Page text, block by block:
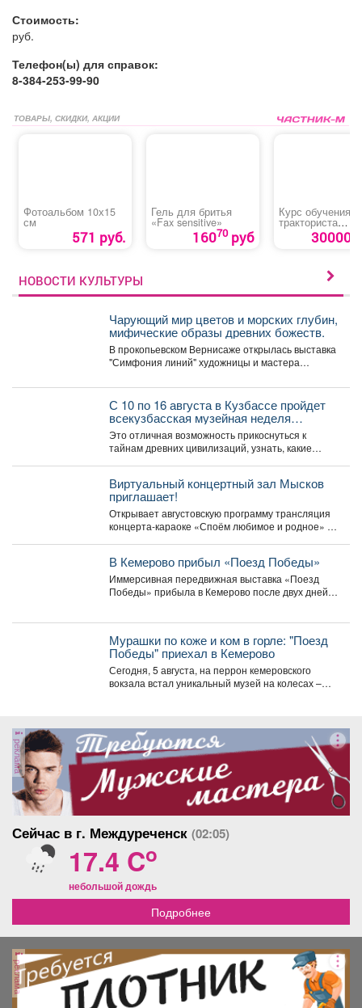
Стоимость:
руб.
Телефон(ы) для справок:
8-384-253-99-90
ТОВАРЫ, СКИДКИ, АКЦИИ
Фотоальбом 10х15
см
571 руб.
Гель для бритья
«Fax sensitive»
16070руб
Курс обучения
тракториста
категории «В»
30000
НОВОСТИ КУЛЬТУРЫ
Чарующий мир цветов и морских глубин,
мифические образы древних божеств.
В прокопьевском Вернисаже открылась выставка
"Симфония линий" художницы и мастера
Калугиной. ...
С 10 по 16 августа в Кузбассе пройдет
всекузбасская музейная неделя
археологии и палеонтологии.
Это отличная возможность прикоснуться к
тайнам древних цивилизаций, узнать, какие
Виртуальный концертный зал Мысков
приглашает!
Открывает августовскую программу трансляция
концерта-караоке «Споём любимое и родное» -
В Кемерово прибыл «Поезд Победы»
Иммерсивная передвижная выставка «Поезд
Победы» прибыла в Кемерово после двух дней
Мурашки по коже и ком в горле: "Поезд
Победы" приехал в Кемерово
Сегодня, 5 августа, на перрон кемеровского
вокзала встал уникальный музей на колесах –
реклама
Сейчас в г. Междуреченск (02:05)
17.4 Co
небольшой дождь
Подробнее
реклама